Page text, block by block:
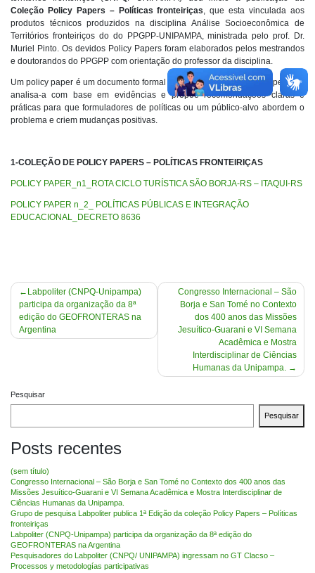
Coleção Policy Papers – Políticas fronteiriças, que esta vinculada aos
produtos técnicos produzidos na disciplina Análise Socioeconômica de
Territórios fronteiriços do do PPGPP-UNIPAMPA, ministrada pelo prof. Dr.
Muriel Pinto. Os devidos Policy Papers foram elaborados pelos mestrandos
e doutorandos do PPGPP com orientação do professor da disciplina.
Um policy paper é um documento formal que define uma questão específica,
analisa-a com base em evidências e propõe recomendações claras e
práticas para que formuladores de políticas ou um público-alvo abordem o
problema e criem mudanças positivas.
1-COLEÇÃO DE POLICY PAPERS – POLÍTICAS FRONTEIRIÇAS
POLICY PAPER_n1_ROTA CICLO TURÍSTICA SÃO BORJA-RS – ITAQUI-RS
POLICY PAPER n_2_ POLÍTICAS PÚBLICAS E INTEGRAÇÃO
EDUCACIONAL_DECRETO 8636
Navegação
de
Post
Labpoliter (CNPQ-Unipampa)
participa da organização da 8ª
edição do GEOFRONTERAS na
Argentina
Congresso Internacional – São
Borja e San Tomé no Contexto
dos 400 anos das Missões
Jesuítico-Guarani e VI Semana
Acadêmica e Mostra
Interdisciplinar de Ciências
Humanas da Unipampa.
Pesquisar
Pesquisar
Posts recentes
(sem título)
Congresso Internacional – São Borja e San Tomé no Contexto dos 400 anos das
Missões Jesuítico-Guarani e VI Semana Acadêmica e Mostra Interdisciplinar de
Ciências Humanas da Unipampa.
Grupo de pesquisa Labpoliter publica 1ª Edição da coleção Policy Papers – Políticas
fronteiriças
Labpoliter (CNPQ-Unipampa) participa da organização da 8ª edição do
GEOFRONTERAS na Argentina
Pesquisadores do Labpoliter (CNPQ/ UNIPAMPA) ingressam no GT Clacso –
Processos y metodologías participativas